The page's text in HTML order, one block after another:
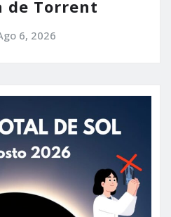
de Torrent
6, 2026